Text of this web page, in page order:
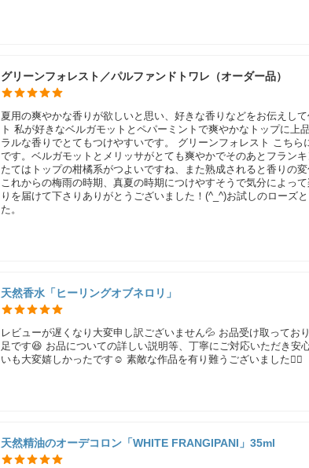
グリーンフォレスト／パルファンドトワレ（オーダー品）
夏用の爽やかな香りが欲しいと思い、好きな香りなどをお伝えし
ト 私が好きなベルガモットとペパーミントで爽やかなトップに上
ラルな香りでとてもつけやすいです。 グリーンフォレスト こち
です。ベルガモットとメリッサがとても爽やかでそのあとフラン
たてはトップの柑橘系がつよいですね、また熟成されると香りの
これからの梅雨の時期、真夏の時期につけやすそうで気分によっ
りを届けて下さりありがとうございました！(^_^)お試しのローズ
た。
天然香水「ヒーリングオブネロリ」
レビューが遅くなり大変申し訳ございません💦 お品受け取ってお
足です😆 お品についての詳しい説明等、丁寧にご対応いただき安
いも大変嬉しかったです☺️ 素敵な作品を有り難うございました🙇‍♀️
天然精油のオーデコロン「WHITE FRANGIPANI」35ml